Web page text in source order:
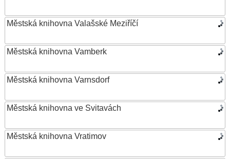
Městská knihovna Valašské Meziříčí
Městská knihovna Vamberk
Městská knihovna Varnsdorf
Městská knihovna ve Svitavách
Městská knihovna Vratimov